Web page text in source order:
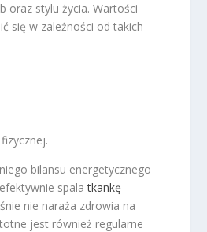
oraz stylu życia. Wartości
się w zależności od takich
bilansu energetycznego
spalatkankę
nie naraża zdrowia na
jest również regularne